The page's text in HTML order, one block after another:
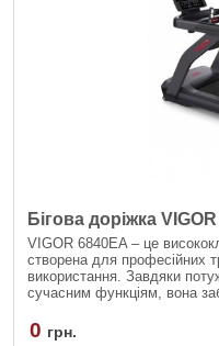
Бігова доріжка
VIGOR 6840EA – це
створена для професійних
використання. Завдяки
сучасним функціям, вона
0 грн.